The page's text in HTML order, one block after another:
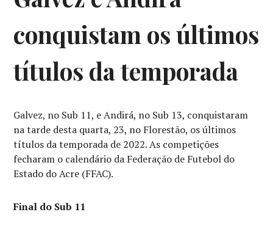
conquistam os últimos
títulos da temporada
Galvez, no Sub 11, e Andirá, no Sub 13, conquistaram
na tarde desta quarta, 23, no Florestão, os últimos
títulos da temporada de 2022. As competições
fecharam o calendário da Federação de Futebol do
Estado do Acre (FFAC).
Final do Sub 11